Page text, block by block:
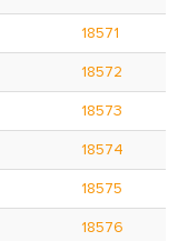
18571
18572
18573
18574
18575
18576